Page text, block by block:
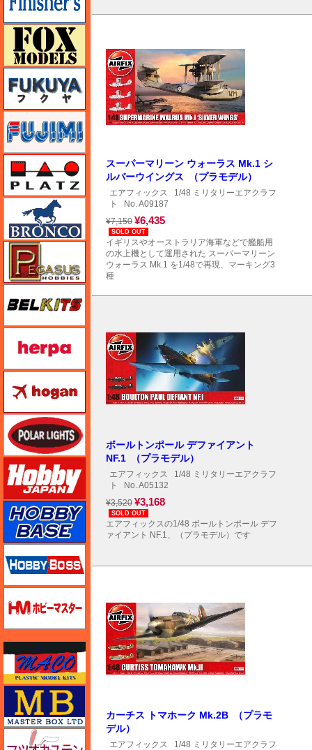
スーパーマリーン ウォーラス Mk.1 シ
ルバーウイングス （プラモデル）
エアフィックス
1/48 ミリタリーエアクラフ
ト
No. A09187
¥7,150 ¥6,435
SOLD OUT
イギリスやオーストラリア海軍などで艦船用
の水上機として運用された スーパーマリーン
ウォーラス Mk.1 を1/48で再現、マーキング3
種
ボールトンポール デファイアント
NF.1 （プラモデル）
エアフィックス
1/48 ミリタリーエアクラフ
ト
No. A05132
¥3,520 ¥3,168
SOLD OUT
エアフィックスの1/48 ボールトンポール デフ
ァイアント NF.1、（プラモデル）です
カーチス トマホーク Mk.2B （プラモ
デル）
エアフィックス
1/48 ミリタリーエアクラフ
フクヤ
フジミ
プラッツ
ブロンコモデル（Bronco Models）
ペガサスホビー
ヘルパ（herpa）
ホーガンウイングス
ホビージャパン
ホビーベース
マツオカステン